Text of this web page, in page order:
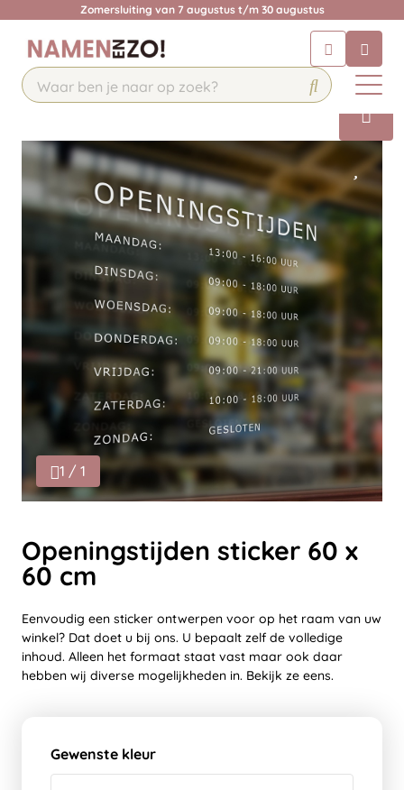
Zomersluiting van 7 augustus t/m 30 augustus
Chat 24/7 met onze chatbot voor
hulp
Contact
1 / 1
Openingstijden sticker 60 x
60 cm
Eenvoudig een sticker ontwerpen voor op het raam van uw
winkel? Dat doet u bij ons. U bepaalt zelf de volledige
inhoud. Alleen het formaat staat vast maar ook daar
hebben wij diverse mogelijkheden in. Bekijk ze eens.
Gewenste kleur